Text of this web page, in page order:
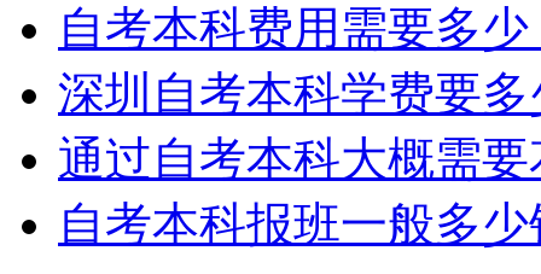
自考本科费用需要多
深圳自考本科学费要
通过自考本科大概需
自考本科报班一般多